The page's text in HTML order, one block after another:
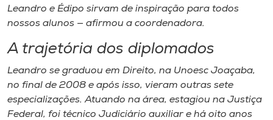
Leandro e Édipo sirvam de inspiração para todos
nossos alunos — afirmou a coordenadora.
A trajetória dos diplomados
Leandro se graduou em Direito, na Unoesc Joaçaba,
no final de 2008 e após isso, vieram outras sete
especializações. Atuando na área, estagiou na Justiça
Federal, foi técnico Judiciário auxiliar e há oito anos